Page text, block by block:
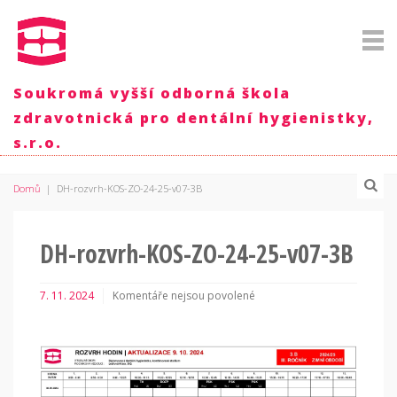
Soukromá vyšší odborná škola
zdravotnická pro dentální hygienistky,
s.r.o.
Domů | DH-rozvrh-KOS-ZO-24-25-v07-3B
DH-rozvrh-KOS-ZO-24-25-v07-3B
7. 11. 2024
Komentáře nejsou povolené
názvem
DH-
rozvrh-